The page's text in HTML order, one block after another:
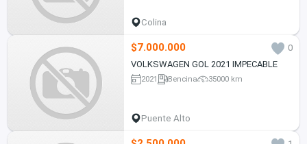
Colina
$7.000.000
0
VOLKSWAGEN GOL 2021 IMPECABLE
2021 Bencina 35000 km
Puente Alto